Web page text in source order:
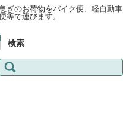
ぎのお荷物をバイク便、軽自動車
等で運びます。
検索
索: